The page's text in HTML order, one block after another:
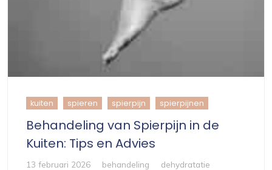
kuiten spieren spierpijn spierpijnen
Behandeling van Spierpijn in de
Kuiten: Tips en Advies
13 februari 2026 behandeling
dehydratatie